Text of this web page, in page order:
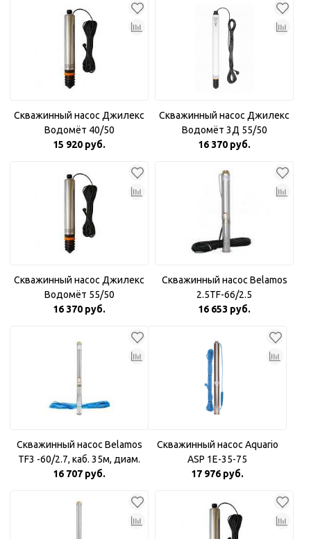
Скважинный насос Джилекс
Водомёт 40/50
15 920 руб.
Скважинный насос Джилекс
Водомёт 3Д 55/50
16 370 руб.
Скважинный насос Джилекс
Водомёт 55/50
16 370 руб.
Скважинный насос Belamos
2.5TF-66/2.5
16 653 руб.
Скважинный насос Belamos
TF3 -60/2.7, каб. 35м, диам.
78мм
16 707 руб.
Скважинный насос Aquario
ASP 1E-35-75
17 976 руб.